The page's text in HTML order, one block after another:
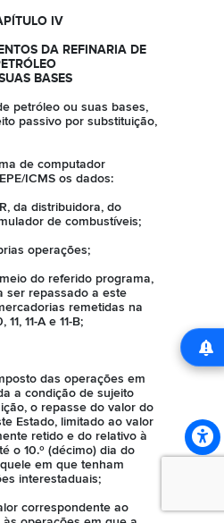
IV
DA REFINARIA DE
BASES
petróleo ou suas bases,
passivo por substituição,
de computador
ICMS os dados:
da distribuidora, do
de combustíveis;
operações;
do referido programa,
ser repassado a este
remetidas na
11-A e 11-B;
das operações em
a condição de sujeito
o repasse do valor do
Estado, limitado ao valor
retido e do relativo à
o 10.º (décimo) dia do
em que tenham
interestaduais;
correspondente ao